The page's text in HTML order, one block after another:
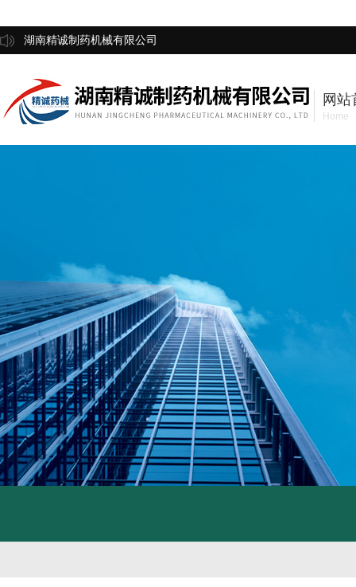
湖南精诚制药机械有限公司
网站
Home